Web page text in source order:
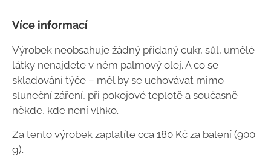
Více informací
Výrobek neobsahuje žádný přidaný cukr, sůl, umělé
látky nenajdete v něm palmový olej. A co se
skladování týče – měl by se uchovávat mimo
sluneční záření, při pokojové teplotě a současně
někde, kde není vlhko.
Za tento výrobek zaplatíte cca 180 Kč za balení (900
g).